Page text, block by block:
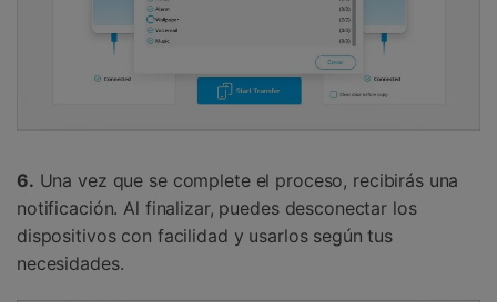
6. Una vez que se complete el proceso, recibirás una
notificación. Al finalizar, puedes desconectar los
dispositivos con facilidad y usarlos según tus
necesidades.